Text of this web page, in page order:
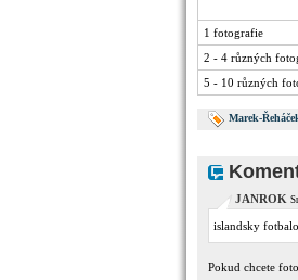
1 fotografie
2 - 4 různých
5 - 10 různých
Marek-
JANROK
islandsky
Pokud chcete